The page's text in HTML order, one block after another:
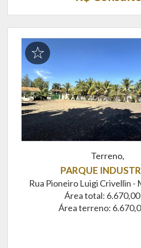
Terreno,
PARQUE
Rua Pioneiro Luigi Crivellin -
Área total: 6.670,00
Área terreno: